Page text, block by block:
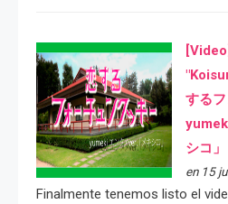
する
シコ」
en 15
Finalmente tenemos listo el